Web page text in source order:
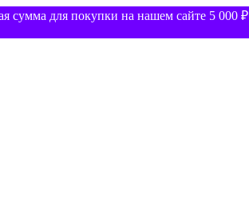
сумма для покупки на нашем сайте 5 000 ₽